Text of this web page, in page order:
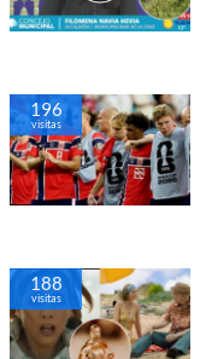
196
visitas
188
visitas